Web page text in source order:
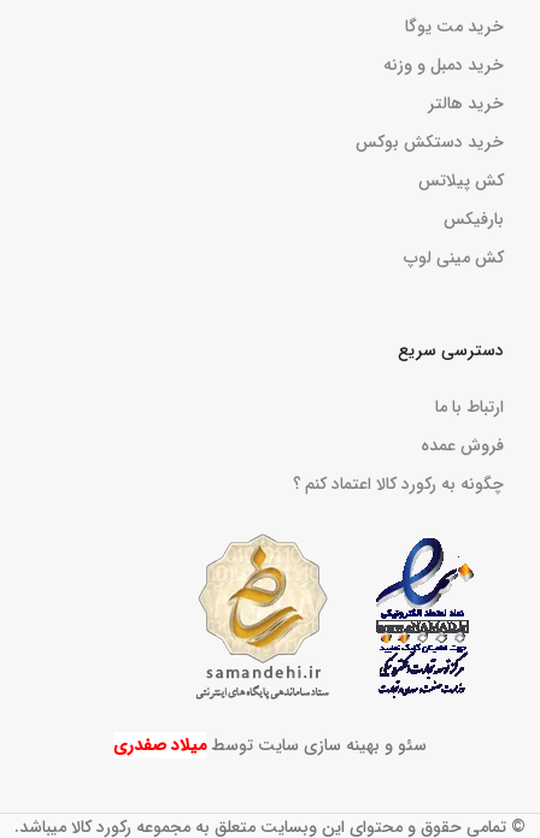
دسترسی سریع
ارتباط با ما
فروش عمده
چگونه به رکورد کالا اعتماد کنم ؟
سئو و بهینه سازی سایت توسطمیلاد صفدری
خرید مت یوگا
خرید دمبل و وزنه
خرید هالتر
خرید دستکش بوکس
کش پیلاتس
بارفیکس
کش مینی لوپ
© تمامی حقوق و محتوای این وبسایت متعلق به مجموعه رکورد کالا میباشد.